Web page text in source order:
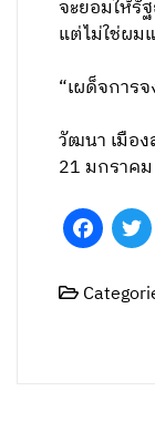
จะยอมให้
แต่ไม่ใช่ผม
“เผด็จการ
วัฒนา เมือง
21 มกราค